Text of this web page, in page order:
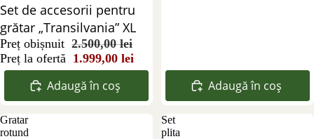
Reducere 20%
Set de accesorii pentru
grătar „Transilvania” XL
Preț obișnuit 2.500,00 lei
Preț la ofertă 1.999,00 lei
Adaugă în coș Adaugă în coș
Gratar
rotund
Set
plita